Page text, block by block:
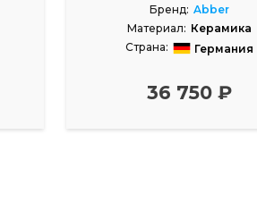
Бренд: Abber
Материал: Керамика
Страна:
Германия
36 750 ₽